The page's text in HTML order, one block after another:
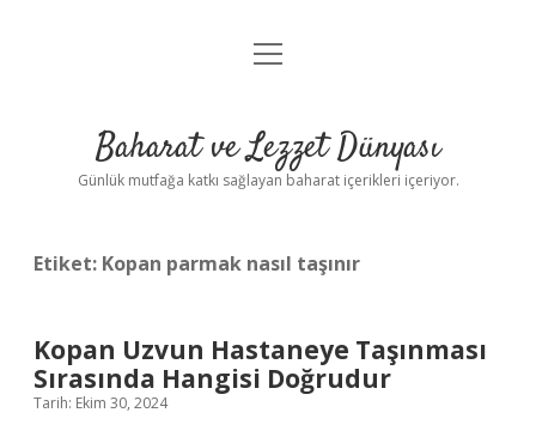
Anasayfa
Yasal Uyarı
menüyü
Baharat ve Lezzet Dünyası
Günlük mutfağa katkı sağlayan baharat içerikleri içeriyor.
Etiket: Kopan parmak nasıl taşınır
Kopan Uzvun Hastaneye Taşınması
Sırasında Hangisi Doğrudur
Tarih: Ekim 30, 2024